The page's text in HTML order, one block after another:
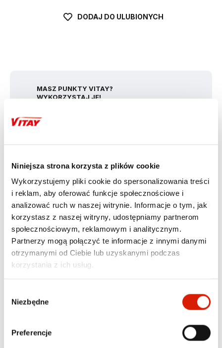
Niniejsza strona korzysta z plików cookie
Wykorzystujemy pliki cookie do spersonalizowania treści
i reklam, aby oferować funkcje społecznościowe i
analizować ruch w naszej witrynie. Informacje o tym, jak
korzystasz z naszej witryny, udostępniamy partnerom
społecznościowym, reklamowym i analitycznym.
Partnerzy mogą połączyć te informacje z innymi danymi
otrzymanymi od Ciebie lub uzyskanymi podczas
korzystania z ich usług.
zgody
Niezbędne
Preferencje
DODAJ DO ULUBIONYCH
MASZ PUNKTY VITAY?
WYKORZYSTAJ JE!
połączyć z kontem w naszym sklepie. Dzięki temu będziesz mógł
OPIS
SZAMPON
SAMOCHODOWY Z
WOSKIEM MOJE AUTO 1L
Moje Auto Szampon samochodowy z woskiem to produkt, który nie
zachować naturalny blask lakieru, tworząc na nim woskowy filtr
ochronny. To łatwy w stosowaniu preparat, który spełnia dwie funkcje